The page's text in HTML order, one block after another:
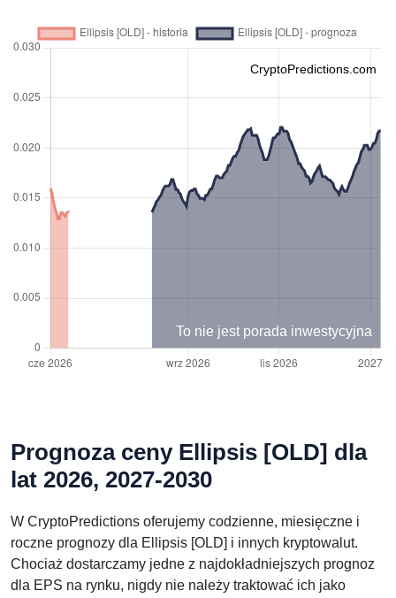
CryptoPredictions.com
To nie jest porada inwestycyjna
Prognoza ceny Ellipsis [OLD] dla
lat 2026, 2027-2030
W CryptoPredictions oferujemy codzienne, miesięczne i
roczne prognozy dla Ellipsis [OLD] i innych kryptowalut.
Chociaż dostarczamy jedne z najdokładniejszych prognoz
dla EPS na rynku, nigdy nie należy traktować ich jako